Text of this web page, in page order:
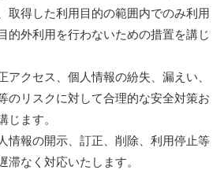
取得した利用目的の範囲内でのみ利用
的外利用を行わないための措置を講じ
アクセス、個人情報の紛失、漏えい、
のリスクに対して合理的な安全対策お
じます。
情報の開示、訂正、削除、利用停止等
滞なく対応いたします。